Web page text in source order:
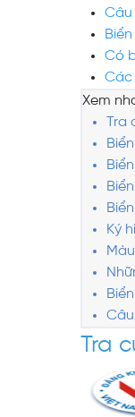
Có
Các
Xem
Tra
Ký
Tra